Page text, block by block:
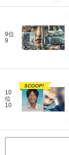
9位
9
10
位
10
SCOOP!